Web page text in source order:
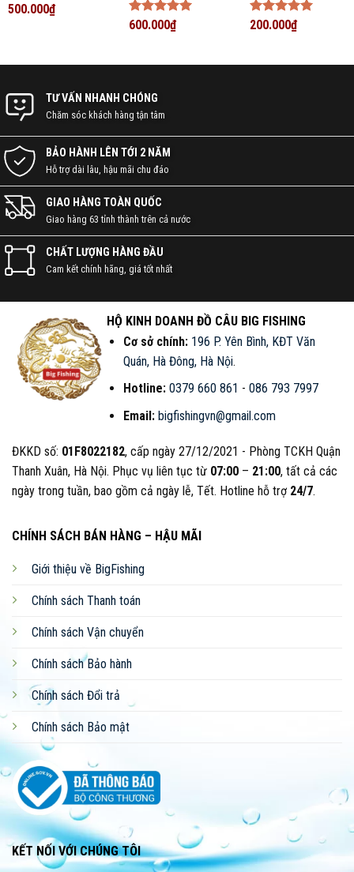
Được xếp
500.000₫
Được xếp
600.000₫
Được xếp
200.000₫
TƯ VẤN NHANH CHÓNG
Chăm sóc khách hàng tận tâm
BẢO HÀNH LÊN TỚI 2 NĂM
Hỗ trợ dài lâu, hậu mãi chu đáo
GIAO HÀNG TOÀN QUỐC
Giao hàng 63 tỉnh thành trên cả nước
CHẤT LƯỢNG HÀNG ĐẦU
Cam kết chính hãng, giá tốt nhất
HỘ KINH DOANH ĐỒ CÂU BIG FISHING
Cơ sở chính: 196 P. Yên Bình, KĐT Văn
Quán, Hà Đông, Hà Nội.
Hotline: 0379 660 861 - 086 793 7997
Email: bigfishingvn@gmail.com
ĐKKD số: 01F8022182, cấp ngày 27/12/2021 - Phòng TCKH Quận
Thanh Xuân, Hà Nội. Phục vụ liên tục từ 07:00 – 21:00, tất cả các
ngày trong tuần, bao gồm cả ngày lễ, Tết. Hotline hỗ trợ 24/7.
CHÍNH SÁCH BÁN HÀNG – HẬU MÃI
Giới thiệu về BigFishing
Chính sách Thanh toán
Chính sách Vận chuyển
Chính sách Bảo hành
Chính sách Đổi trả
Chính sách Bảo mật
KẾT NỐI VỚI CHÚNG TÔI